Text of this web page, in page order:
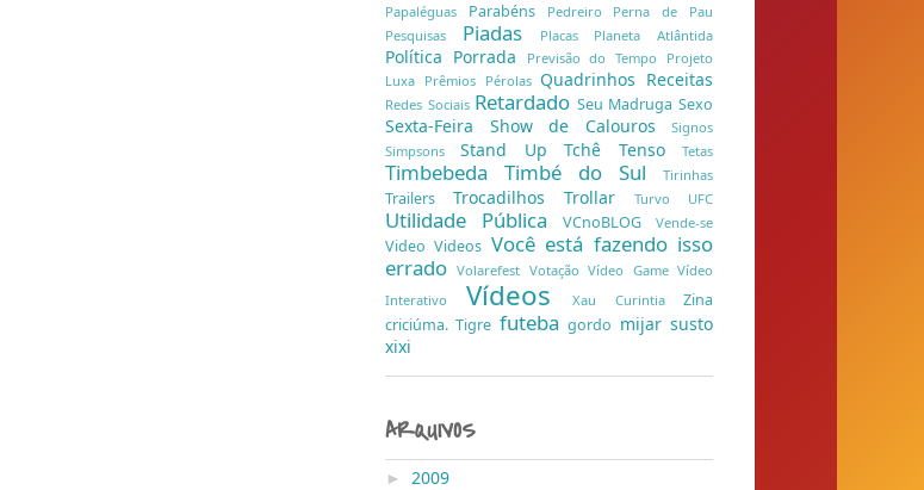
Papaléguas Parabéns Pedreiro Perna de Pau
Pesquisas Piadas Placas Planeta Atlântida
Política Porrada Previsão do Tempo Projeto
Luxa Prêmios Pérolas Quadrinhos Receitas
Redes Sociais Retardado Seu MadrugaSexo
Sexta-Feira Show de Calouros
Signos
SimpsonsStand UpTchê TensoTetas
Timbebeda Timbé do Sul Tirinhas
Trailers Trocadilhos Trollar Turvo UFC
Utilidade Pública VCnoBLOG Vende-se
VideoVideos Você está fazendo isso
erradoVolarefest VotaçãoVídeo GameVídeo
Interativo Vídeos Xau Curintia Zina
criciúma. Tigre futebagordo mijarsusto
xixi
ARQUIVOS
► 2009